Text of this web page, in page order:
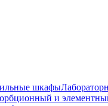
шкафы
и